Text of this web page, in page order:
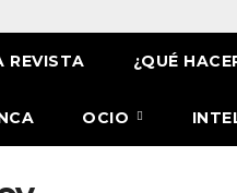
REVISTA ¿QUÉ
OCIO